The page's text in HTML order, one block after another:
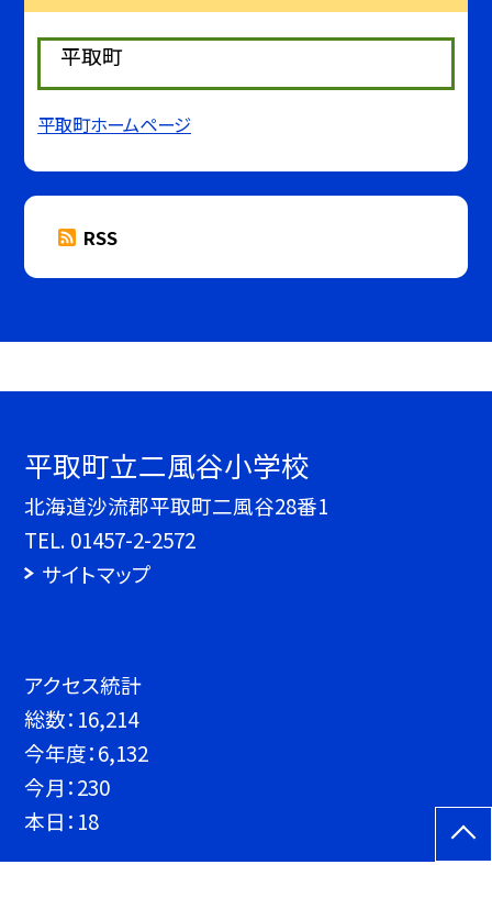
平取町
平取町ホームページ
RSS
平取町立二風谷小学校
北海道沙流郡平取町二風谷28番1
TEL. 01457-2-2572
サイトマップ
アクセス統計
総数： 16,214
今年度：6,132
今月：230
本日： 18